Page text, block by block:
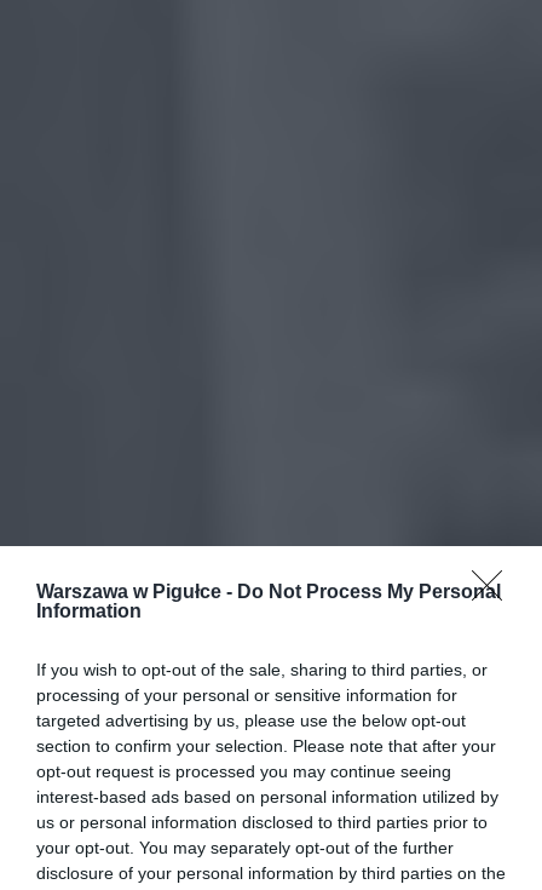
Warszawa w Pigułce - Do Not Process My Personal
Information
If you wish to opt-out of the sale, sharing to third parties, or
processing of your personal or sensitive information for
targeted advertising by us, please use the below opt-out
section to confirm your selection. Please note that after your
opt-out request is processed you may continue seeing
interest-based ads based on personal information utilized by
us or personal information disclosed to third parties prior to
your opt-out. You may separately opt-out of the further
disclosure of your personal information by third parties on the